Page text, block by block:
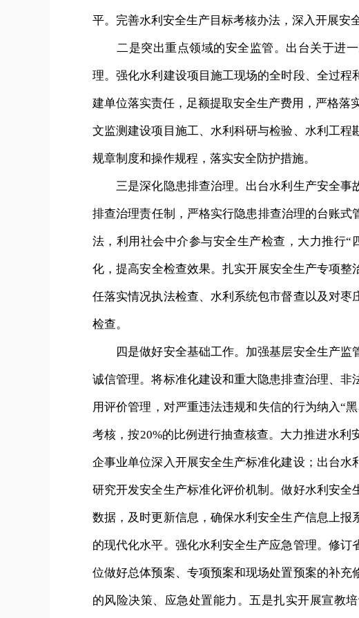
平。完善水利安全生产目标考核办法，深入开展安
二是突出重点领域的安全监管。出台关于进一
理。强化水利建设项目施工现场的全时段、全过
建单位落实责任，足额提取安全生产费用，严格落
文监测建设项目施工、水利科研与检验、水利工
规章制度和操作规程，落实安全防护措施。
三是深化隐患排查治理。出台水利生产安全事
排查治理责任制，严格实行隐患排查治理的台账
法，利用社会中介参与安全生产检查，大力推行
化，提高安全检查效果。扎实开展安全生产专项
任落实情况执法检查、水利系统包市督查以及对
检查。
四是做好安全基础工作。加强基层安全生产监
诚信管理。将标准化建设和重大隐患排查治理、
用评价管理，对严重违法违规和失信的行为纳入“
考核，按20%的比例进行抽查核查。大力推进水
企事业单位深入开展安全生产标准化建设；出台
研究开发安全生产标准化评价机制。做好水利安
数据，及时更新信息，确保水利安全生产信息上
的现代化水平。强化水利安全生产应急管理。修
位做好总体预案、专项预案和现场处置预案的补
的风险决策、应急处置能力。五是扎实开展宣教